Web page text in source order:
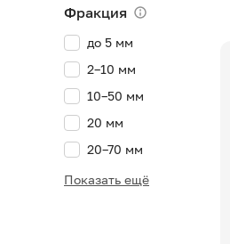
Фракция
до 5 мм
2–10 мм
10–50 мм
20 мм
20–70 мм
20–350 мм
Показать ещё